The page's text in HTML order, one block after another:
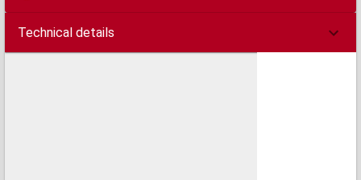
Technical details